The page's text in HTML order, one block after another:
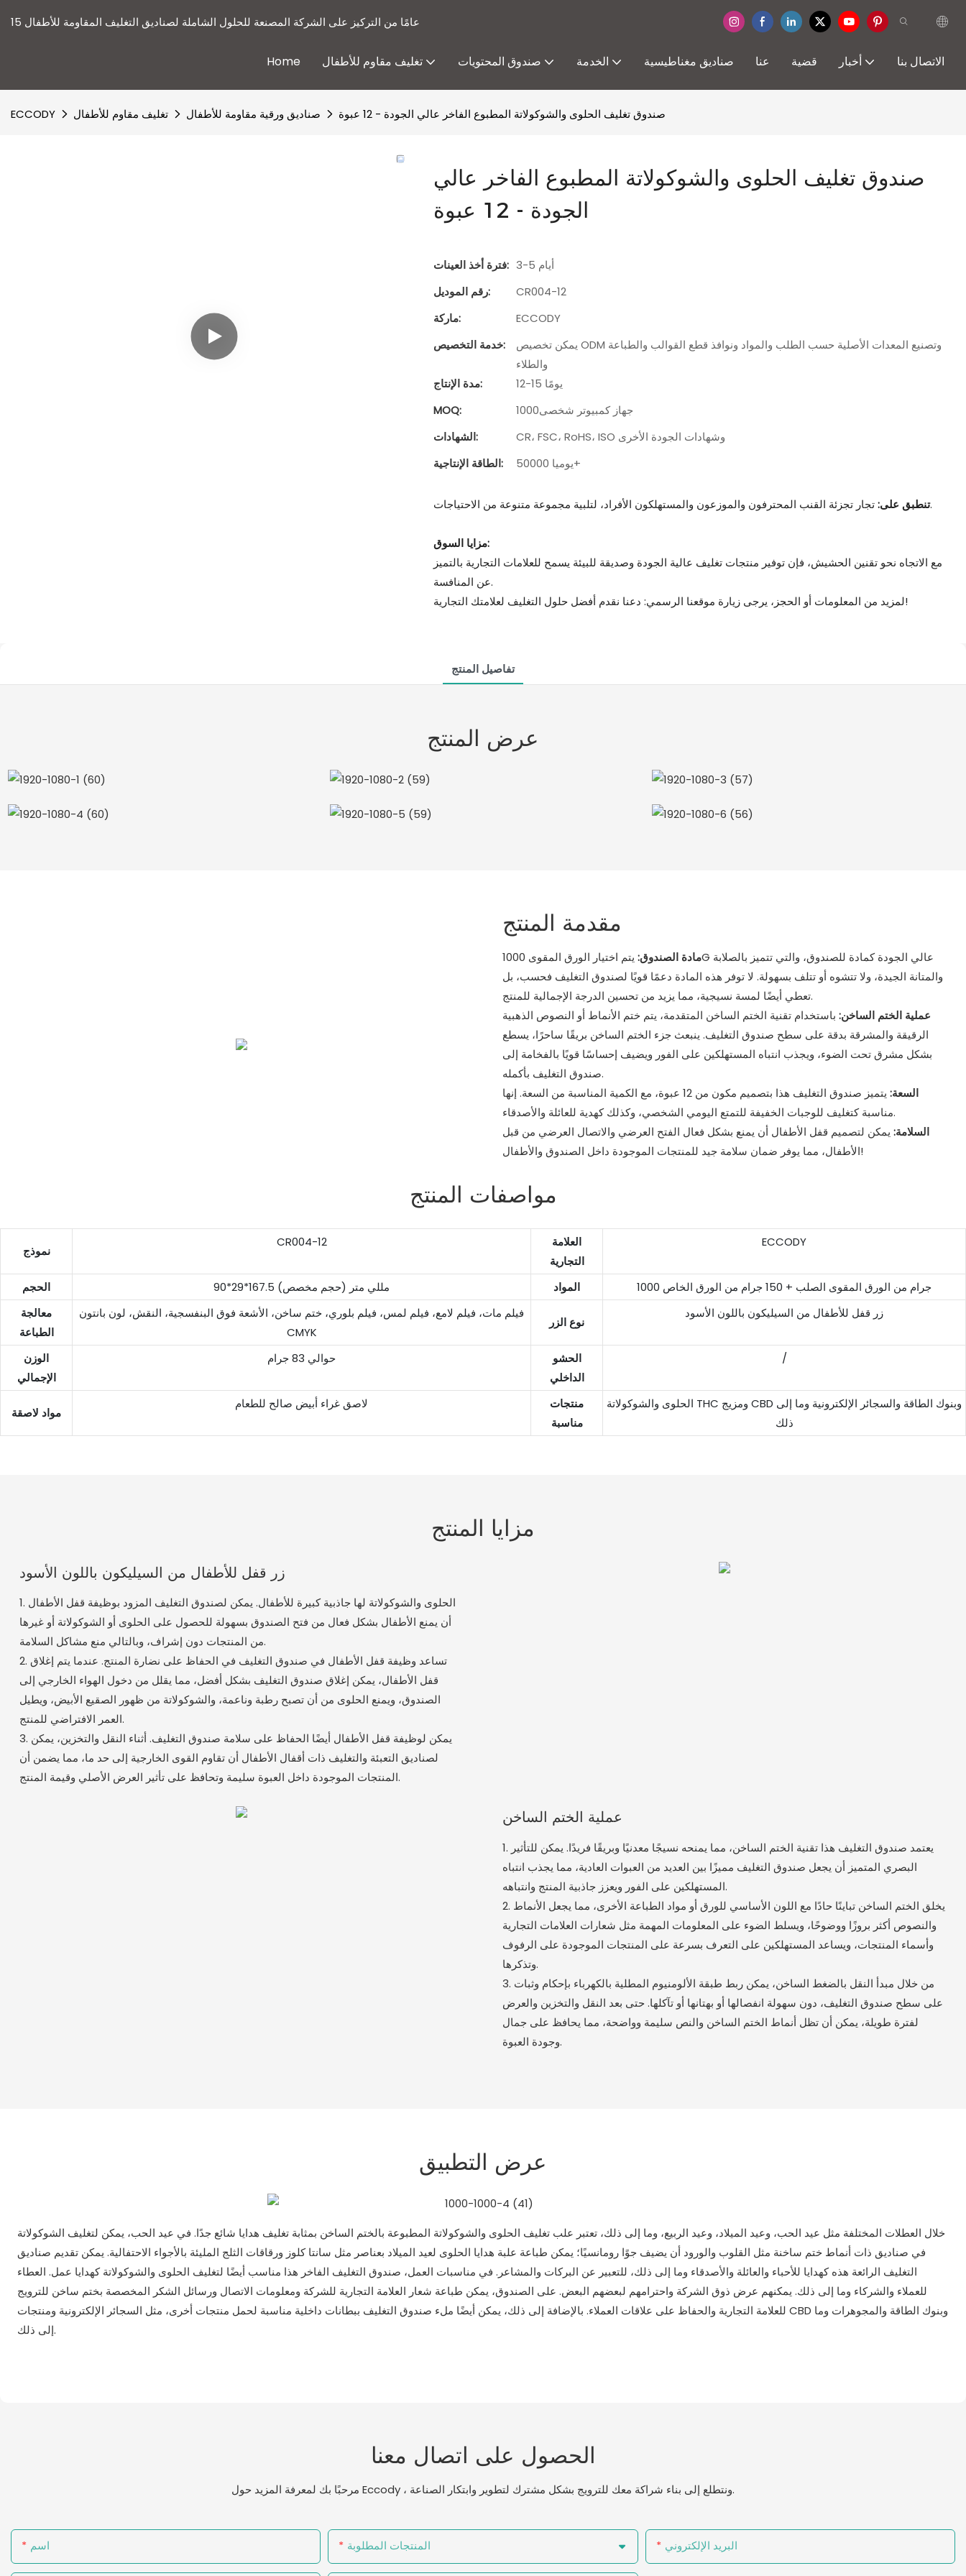
15 عامًا من التركيز على الشركة المصنعة للحلول الشاملة لصناديق التغليف المقاومة للأطفال
Home تغليف مقاوم للأطفال صندوق المحتويات الخدمة صناديق مغناطيسية عنا قضية أخبار الاتصال بنا
ECCODY تغليف مقاوم للأطفال صناديق ورقية مقاومة للأطفال صندوق تغليف الحلوى والشوكولاتة المطبوع الفاخر عالي الجودة - 12 عبوة
صندوق تغليف الحلوى والشوكولاتة المطبوع الفاخر عالي
الجودة - 12 عبوة
تنطبق على:تجار تجزئة القنب المحترفون والموزعون والمستهلكون الأفراد، لتلبية مجموعة متنوعة من الاحتياجات.
مزايا السوق:
مع الاتجاه نحو تقنين الحشيش، فإن توفير منتجات تغليف عالية الجودة وصديقة للبيئة يسمح للعلامات التجارية بالتميز
عن المنافسة.
لمزيد من المعلومات أو الحجز، يرجى زيارة موقعنا الرسمي: دعنا نقدم أفضل حلول التغليف لعلامتك التجارية!
فترة أخذ العينات:
3-5 أيام
رقم الموديل:
CR004-12
ماركة:
ECCODY
خدمة التخصيص:
يمكن تخصيص ODM وتصنيع المعدات الأصلية حسب الطلب والمواد ونوافذ قطع القوالب والطباعة
والطلاء
مدة الإنتاج:
12-15 يومًا
MOQ:
جهاز كمبيوتر شخصى1000
الشهادات:
CR، FSC، RoHS، ISO وشهادات الجودة الأخرى
الطاقة الإنتاجية:
50000 يوميا+
تفاصيل المنتج
عرض المنتج
مقدمة المنتج
مادة الصندوق:
يتم اختيار الورق المقوى 1000G عالي الجودة كمادة للصندوق، والتي تتميز بالصلابة
والمتانة الجيدة، ولا تتشوه أو تتلف بسهولة. لا توفر هذه المادة دعمًا قويًا لصندوق التغليف فحسب، بل
تعطي أيضًا لمسة نسيجية، مما يزيد من تحسين الدرجة الإجمالية للمنتج.
عملية الختم الساخن: باستخدام تقنية الختم الساخن المتقدمة، يتم ختم الأنماط أو النصوص الذهبية
الرقيقة والمشرقة بدقة على سطح صندوق التغليف. ينبعث جزء الختم الساخن بريقًا ساحرًا، يسطع
بشكل مشرق تحت الضوء، ويجذب انتباه المستهلكين على الفور ويضيف إحساسًا قويًا بالفخامة إلى
صندوق التغليف بأكمله.
السعة:
يتميز صندوق التغليف هذا بتصميم مكون من 12 عبوة، مع الكمية المناسبة من السعة. إنها
مناسبة كتغليف للوجبات الخفيفة للتمتع اليومي الشخصي، وكذلك كهدية للعائلة والأصدقاء.
السلامة: يمكن لتصميم قفل الأطفال أن يمنع بشكل فعال الفتح العرضي والاتصال العرضي من قبل
الأطفال، مما يوفر ضمان سلامة جيد للمنتجات الموجودة داخل الصندوق والأطفال!
مواصفات المنتج
نموذج
CR004-12
العلامة
التجارية
ECCODY
الحجم 90*29*167.5 مللي متر (حجم مخصص) المواد
1000 جرام من الورق المقوى الصلب + 150 جرام من الورق الخاص
معالجة
الطباعة
فيلم مات، فيلم لامع، فيلم لمس، فيلم بلوري، ختم ساخن، الأشعة فوق البنفسجية، النقش، لون بانتون
CMYK
نوع الزر
زر قفل للأطفال من السيليكون باللون الأسود
الوزن
الإجمالي
حوالي 83 جرام
الحشو
الداخلي
/
مواد لاصقة
لاصق غراء أبيض صالح للطعام
منتجات
مناسبة
الحلوى والشوكولاتة THC ومزيج CBD وبنوك الطاقة والسجائر الإلكترونية وما إلى
ذلك
مزايا المنتج
زر قفل للأطفال من السيليكون باللون الأسود
1. الحلوى والشوكولاتة لها جاذبية كبيرة للأطفال. يمكن لصندوق التغليف المزود بوظيفة قفل الأطفال
أن يمنع الأطفال بشكل فعال من فتح الصندوق بسهولة للحصول على الحلوى أو الشوكولاتة أو غيرها
من المنتجات دون إشراف، وبالتالي منع مشاكل السلامة.
2. تساعد وظيفة قفل الأطفال في صندوق التغليف في الحفاظ على نضارة المنتج. عندما يتم إغلاق
قفل الأطفال، يمكن إغلاق صندوق التغليف بشكل أفضل، مما يقلل من دخول الهواء الخارجي إلى
الصندوق، ويمنع الحلوى من أن تصبح رطبة وناعمة، والشوكولاتة من ظهور الصقيع الأبيض، ويطيل
العمر الافتراضي للمنتج.
3. يمكن لوظيفة قفل الأطفال أيضًا الحفاظ على سلامة صندوق التغليف. أثناء النقل والتخزين، يمكن
لصناديق التعبئة والتغليف ذات أقفال الأطفال أن تقاوم القوى الخارجية إلى حد ما، مما يضمن أن
المنتجات الموجودة داخل العبوة سليمة وتحافظ على تأثير العرض الأصلي وقيمة المنتج.
عملية الختم الساخن
1. يعتمد صندوق التغليف هذا تقنية الختم الساخن، مما يمنحه نسيجًا معدنيًا وبريقًا فريدًا. يمكن للتأثير
البصري المتميز أن يجعل صندوق التغليف مميزًا بين العديد من العبوات العادية، مما يجذب انتباه
المستهلكين على الفور ويعزز جاذبية المنتج وانتباهه.
2. يخلق الختم الساخن تباينًا حادًا مع اللون الأساسي للورق أو مواد الطباعة الأخرى، مما يجعل الأنماط
والنصوص أكثر بروزًا ووضوحًا، ويسلط الضوء على المعلومات المهمة مثل شعارات العلامات التجارية
وأسماء المنتجات، ويساعد المستهلكين على التعرف بسرعة على المنتجات الموجودة على الرفوف
وتذكرها.
3. من خلال مبدأ النقل بالضغط الساخن، يمكن ربط طبقة الألومنيوم المطلية بالكهرباء بإحكام وثبات
على سطح صندوق التغليف، دون سهولة انفصالها أو بهتانها أو تآكلها. حتى بعد النقل والتخزين والعرض
لفترة طويلة، يمكن أن تظل أنماط الختم الساخن والنص سليمة وواضحة، مما يحافظ على جمال
وجودة العبوة.
عرض التطبيق
خلال العطلات المختلفة مثل عيد الحب، وعيد الميلاد، وعيد الربيع، وما إلى ذلك، تعتبر علب تغليف الحلوى والشوكولاتة المطبوعة بالختم الساخن بمثابة تغليف هدايا شائع جدًا. في عيد الحب، يمكن لتغليف الشوكولاتة
في صناديق ذات أنماط ختم ساخنة مثل القلوب والورود أن يضيف جوًا رومانسيًا؛ يمكن طباعة علبة هدايا الحلوى لعيد الميلاد بعناصر مثل سانتا كلوز ورقاقات الثلج المليئة بالأجواء الاحتفالية. يمكن تقديم صناديق
التغليف الرائعة هذه كهدايا للأحباء والعائلة والأصدقاء وما إلى ذلك، للتعبير عن البركات والمشاعر. في مناسبات العمل، صندوق التغليف الفاخر هذا مناسب أيضًا لتغليف الحلوى والشوكولاتة كهدايا عمل. العطاء
للعملاء والشركاء وما إلى ذلك. يمكنهم عرض ذوق الشركة واحترامهم لبعضهم البعض. على الصندوق، يمكن طباعة شعار العلامة التجارية للشركة ومعلومات الاتصال ورسائل الشكر المخصصة بختم ساخن للترويج
للعلامة التجارية والحفاظ على علاقات العملاء. بالإضافة إلى ذلك، يمكن أيضًا ملء صندوق التغليف ببطانات داخلية مناسبة لحمل منتجات أخرى، مثل السجائر الإلكترونية ومنتجات CBD وبنوك الطاقة والمجوهرات وما
إلى ذلك.
الحصول على اتصال معنا
مرحبًا بك لمعرفة المزيد حول Eccody ، ونتطلع إلى بناء شراكة معك للترويج بشكل مشترك لتطوير وابتكار الصناعة.
اسم المنتجات المطلوبة البريد الإلكتروني